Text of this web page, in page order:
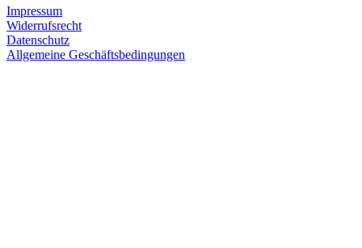
Impressum
Widerrufsrecht
Datenschutz
Allgemeine Geschäftsbedingungen